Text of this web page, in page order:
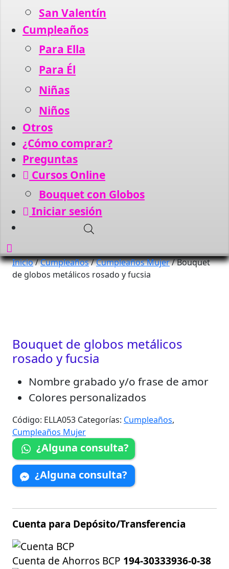
San Valentín
Cumpleaños
Para Ella
Para Él
Niñas
Niños
Otros
¿Cómo comprar?
Preguntas
Cursos Online
Bouquet con Globos
Iniciar sesión
de
cierre
Inicio/Cumpleaños/Cumpleaños Mujer/ Bouquet
de globos metálicos rosado y fucsia
Bouquet de globos metálicos
rosado y fucsia
Nombre grabado y/o frase de amor
Colores personalizados
Código: ELLA053 Categorías: Cumpleaños,
Cumpleaños Mujer
¿Alguna consulta?
¿Alguna consulta?
Cuenta para Depósito/Transferencia
Cuenta de Ahorros BCP 194-30333936-0-38